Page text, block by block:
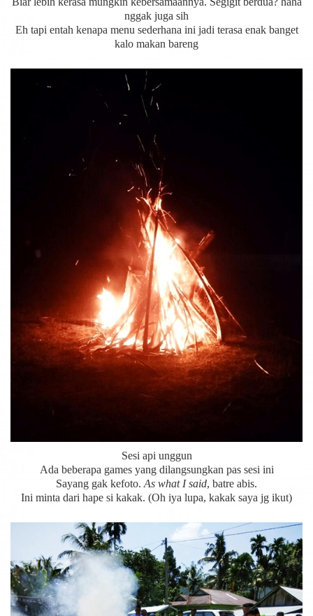
nggak juga sih
Eh tapi entah kenapa menu sederhana ini jadi terasa enak banget
kalo makan bareng
Sesi api unggun
Ada beberapa games yang dilangsungkan pas sesi ini
Sayang gak kefoto. As what I said, batre abis.
Ini minta dari hape si kakak. (Oh iya lupa, kakak saya jg ikut)